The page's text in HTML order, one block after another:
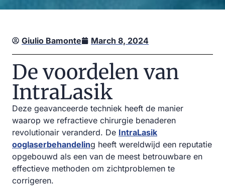
Giulio Bamonte March 8, 2024
De voordelen van
IntraLasik
Deze geavanceerde techniek heeft de manier
waarop we refractieve chirurgie benaderen
revolutionair veranderd. De IntraLasik
ooglaserbehandeling heeft wereldwijd een reputatie
opgebouwd als een van de meest betrouwbare en
effectieve methoden om zichtproblemen te
corrigeren.